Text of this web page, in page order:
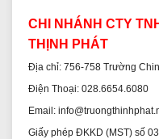
CHI NHÁNH CTY
THỊNH PHÁT
Địa chỉ: 756-758 Trường
Điện Thoại: 028.6654.6080
Email:
Giấy phép ĐKKD (MST) số